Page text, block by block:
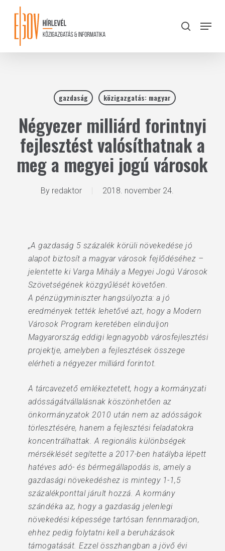
content
search
Menu
gazdaság közigazgatás: magyar
Négyezer milliárd forintnyi
fejlesztést valósíthatnak a
meg a megyei jogú városok
By redaktor 2018. november 24.
„A gazdaság 5 százalék körüli növekedése jó
alapot biztosít a magyar városok fejlődéséhez –
jelentette ki Varga Mihály a Megyei Jogú Városok
Szövetségének közgyűlését követően.
A pénzügyminiszter hangsúlyozta: a jó
eredmények tették lehetővé azt, hogy a Modern
Városok Program keretében elinduljon
Magyarország eddigi legnagyobb városfejlesztési
projektje, amelyben a fejlesztések összege
elérheti a négyezer milliárd forintot.
A tárcavezető emlékeztetett, hogy a kormányzati
adósságátvállalásnak köszönhetően az
önkormányzatok 2010 után nem az adósságok
törlesztésére, hanem a fejlesztési feladatokra
koncentrálhattak. A regionális különbségek
mérséklését segítette a 2017-ben hatályba lépett
hatéves adó- és bérmegállapodás is, amely a
gazdasági növekedéshez is mintegy 1-1,5
százalékponttal járult hozzá. A kormány
szándéka az, hogy a gazdaság jelenlegi
növekedési képessége tartósan fennmaradjon,
ehhez pedig folytatni kell a beruházások
támogatását. Ezzel összhangban a jövő évi
Close